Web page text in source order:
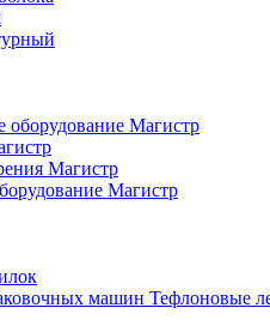
оборудование Магистр
Магистр
Магистр
Тефлоновые